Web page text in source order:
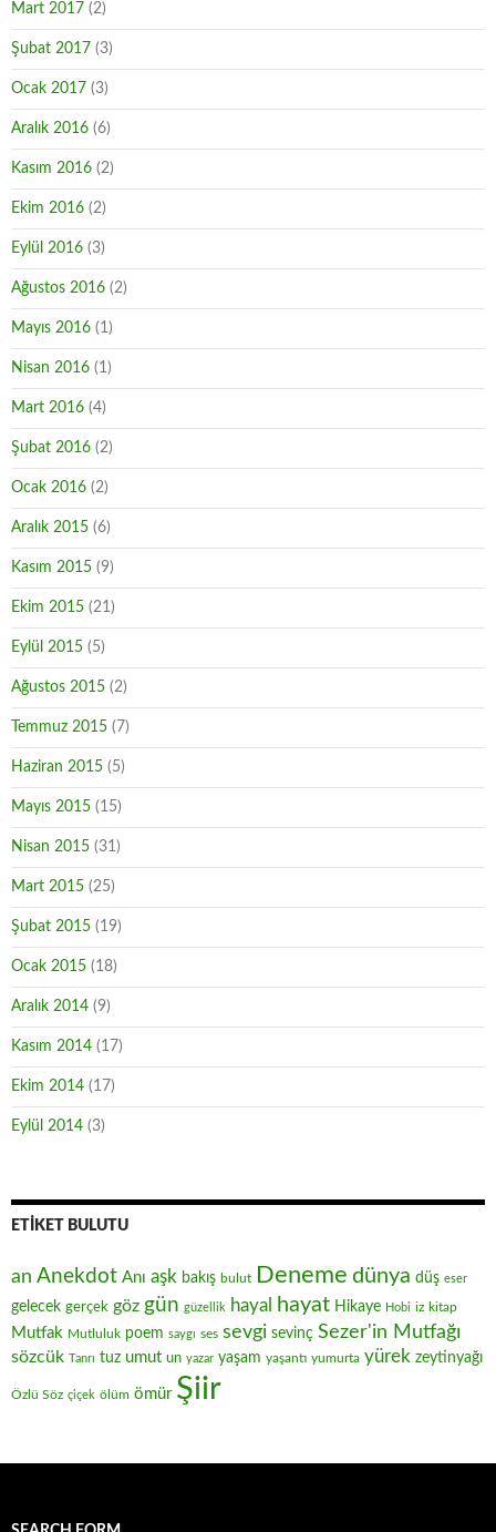
Mart 2017 (2)
Şubat 2017 (3)
Ocak 2017 (3)
Aralık 2016 (6)
Kasım 2016 (2)
Ekim 2016 (2)
Eylül 2016 (3)
Ağustos 2016 (2)
Mayıs 2016 (1)
Nisan 2016 (1)
Mart 2016 (4)
Şubat 2016 (2)
Ocak 2016 (2)
Aralık 2015 (6)
Kasım 2015 (9)
Ekim 2015 (21)
Eylül 2015 (5)
Ağustos 2015 (2)
Temmuz 2015 (7)
Haziran 2015 (5)
Mayıs 2015 (15)
Nisan 2015 (31)
Mart 2015 (25)
Şubat 2015 (19)
Ocak 2015 (18)
Aralık 2014 (9)
Kasım 2014 (17)
Ekim 2014 (17)
Eylül 2014 (3)
ETIKET BULUTU
an Anekdot Anı aşk bakış bulut Deneme dünya düş eser
gelecek gerçek göz gün güzellik hayal hayat Hikaye Hobi iz kitap
Mutfak Mutluluk poem saygı ses sevgi sevinç Sezer'in Mutfağı
sözcük Tanrı tuz umut un yazar yaşam yaşantı yumurta yürek zeytinyağı
Özlü Söz çiçek ölüm ömür Şiir